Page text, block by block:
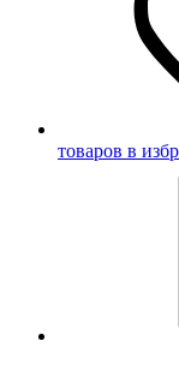
товаров в